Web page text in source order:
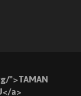
">TAMAN
a>